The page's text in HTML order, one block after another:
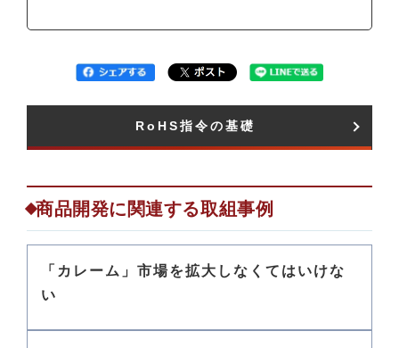
RoHS指令の基礎​
商品開発に関連する取組事例
「カレーム」市場を拡大しなくてはいけな
い